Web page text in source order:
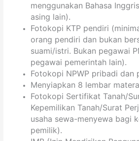
menggunakan Bahasa
asing lain).
Fotokopi KTP pendiri
orang pendiri dan bukan
suami/istri. Bukan pegawai
pegawai pemerintah lain).
Fotokopi NPWP pribadi dan
Menyiapkan 8 lembar
Fotokopi Sertifikat Tanah/
Kepemilikan Tanah/Surat
usaha sewa-menyewa bagi
pemilik).